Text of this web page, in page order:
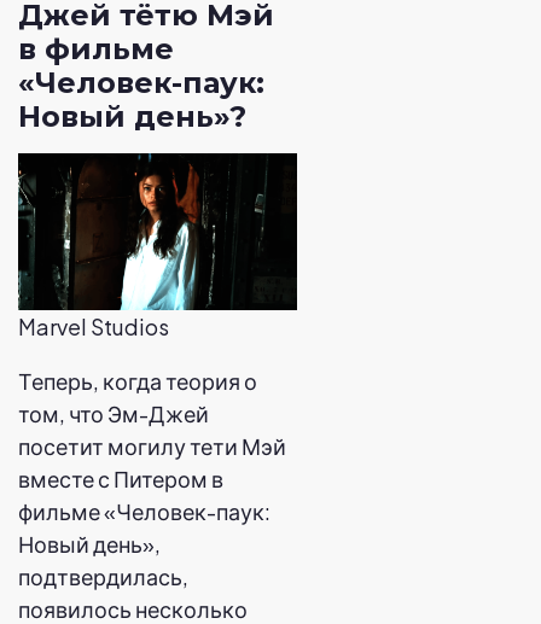
Джей тётю Мэй
в фильме
«Человек-паук:
Новый день»?
Marvel Studios
Теперь, когда теория о
том, что Эм-Джей
посетит могилу тети Мэй
вместе с Питером в
фильме «Человек-паук:
Новый день»,
подтвердилась,
появилось несколько